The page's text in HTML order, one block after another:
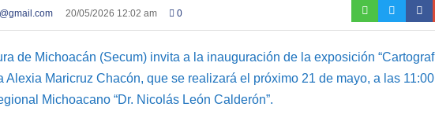
20/05/2026 12:02 am 0
de Michoacán (Secum) invita a la inauguración de la exposición
Alexia Maricruz Chacón, que se realizará el próximo 21 de mayo, a las 11:00
Michoacano “Dr. Nicolás León Calderón”.